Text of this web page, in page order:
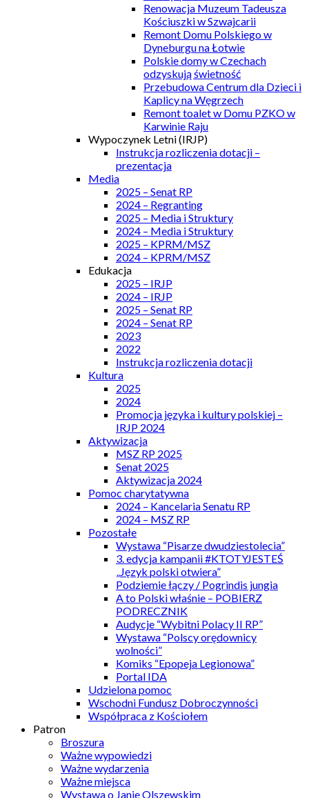
Renowacja Muzeum Tadeusza
Kościuszki w Szwajcarii
Remont Domu Polskiego w
Dyneburgu na Łotwie
Polskie domy w Czechach
odzyskują świetność
Przebudowa Centrum dla Dzieci i
Kaplicy na Węgrzech
Remont toalet w Domu PZKO w
Karwinie Raju
Wypoczynek Letni (IRJP)
Instrukcja rozliczenia dotacji –
prezentacja
Media
2025 – Senat RP
2024 – Regranting
2025 – Media i Struktury
2024 – Media i Struktury
2025 – KPRM/MSZ
2024 – KPRM/MSZ
Edukacja
2025 – IRJP
2024 – IRJP
2025 – Senat RP
2024 – Senat RP
2023
2022
Instrukcja rozliczenia dotacji
Kultura
2025
2024
Promocja języka i kultury polskiej –
IRJP 2024
Aktywizacja
MSZ RP 2025
Senat 2025
Aktywizacja 2024
Pomoc charytatywna
2024 – Kancelaria Senatu RP
2024 – MSZ RP
Pozostałe
Wystawa “Pisarze dwudziestolecia”
3. edycja kampanii #KTOTYJESTEŚ
„Język polski otwiera”
Podziemie łączy / Pogrindis jungia
A to Polski właśnie – POBIERZ
PODRECZNIK
Audycje “Wybitni Polacy II RP”
Wystawa “Polscy orędownicy
wolności”
Komiks “Epopeja Legionowa”
Portal IDA
Udzielona pomoc
Wschodni Fundusz Dobroczynności
Współpraca z Kościołem
Patron
Broszura
Ważne wypowiedzi
Ważne wydarzenia
Ważne miejsca
Wystawa o Janie Olszewskim